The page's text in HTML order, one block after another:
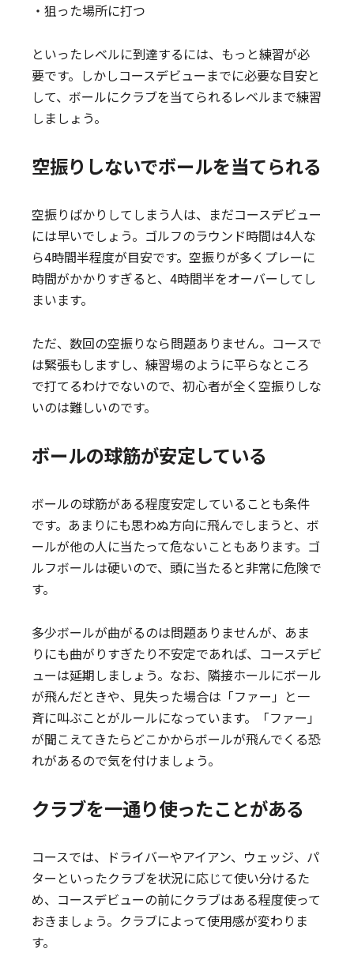
・狙った場所に打つ
といったレベルに到達するには、もっと練習が必
要です。しかしコースデビューまでに必要な目安と
して、ボールにクラブを当てられるレベルまで練習
しましょう。
空振りしないでボールを当てられる
空振りばかりしてしまう人は、まだコースデビュー
には早いでしょう。ゴルフのラウンド時間は4人な
ら4時間半程度が目安です。空振りが多くプレーに
時間がかかりすぎると、4時間半をオーバーしてし
まいます。
ただ、数回の空振りなら問題ありません。コースで
は緊張もしますし、練習場のように平らなところ
で打てるわけでないので、初心者が全く空振りしな
いのは難しいのです。
ボールの球筋が安定している
ボールの球筋がある程度安定していることも条件
です。あまりにも思わぬ方向に飛んでしまうと、ボ
ールが他の人に当たって危ないこともあります。ゴ
ルフボールは硬いので、頭に当たると非常に危険で
す。
多少ボールが曲がるのは問題ありませんが、あま
りにも曲がりすぎたり不安定であれば、コースデビ
ューは延期しましょう。なお、隣接ホールにボール
が飛んだときや、見失った場合は「ファー」と一
斉に叫ぶことがルールになっています。「ファー」
が聞こえてきたらどこかからボールが飛んでくる恐
れがあるので気を付けましょう。
クラブを一通り使ったことがある
コースでは、ドライバーやアイアン、ウェッジ、パ
ターといったクラブを状況に応じて使い分けるた
め、コースデビューの前にクラブはある程度使って
おきましょう。クラブによって使用感が変わりま
す。